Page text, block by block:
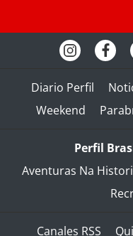
Diario Perfil
Weekend
Perfil
Aventuras Na
Canales RSS